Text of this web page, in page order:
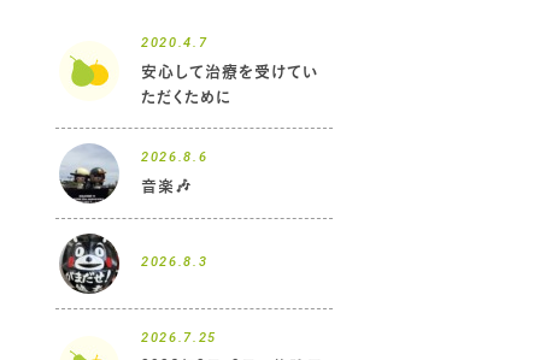
2020.4.7
安心して治療を受けてい
ただくために
2026.8.6
音楽🎶
2026.8.3
2026.7.25